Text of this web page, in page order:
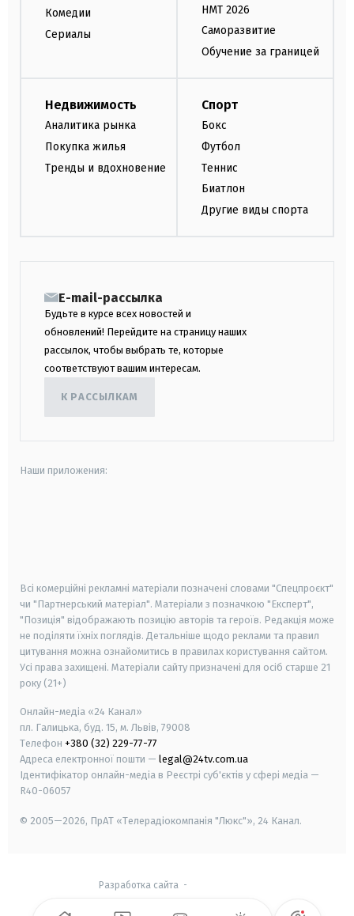
Комедии
Сериалы
НМТ 2026
Саморазвитие
Обучение за границей
Недвижимость
Аналитика рынка
Покупка жилья
Тренды и вдохновение
Спорт
Бокс
Футбол
Теннис
Биатлон
Другие виды спорта
E-mail-рассылка
Будьте в курсе всех новостей и
обновлений! Перейдите на страницу наших
рассылок, чтобы выбрать те, которые
соответствуют вашим интересам.
К РАССЫЛКАМ
Наши приложения:
Всі комерційні рекламні матеріали позначені словами "Спецпроєкт"
чи "Партнерський матеріал". Матеріали з позначкою "Експерт",
"Позиція" відображають позицію авторів та героїв. Редакція може
не поділяти їхніх поглядів. Детальніше щодо реклами та правил
цитування можна ознайомитись в правилах користування сайтом.
Усі права захищені. Матеріали сайту призначені для осіб старше 21
року (21+)
Онлайн-медіа «24 Канал»
пл. Галицька, буд. 15, м. Львів, 79008
Телефон +380 (32) 229-77-77
Адреса електронної пошти — legal@24tv.com.ua
Ідентифікатор онлайн-медіа в Реєстрі суб'єктів у сфері медіа —
R40-06057
© 2005—2026, ПрАТ «Телерадіокомпанія "Люкс"», 24 Канал.
Разработка сайта -